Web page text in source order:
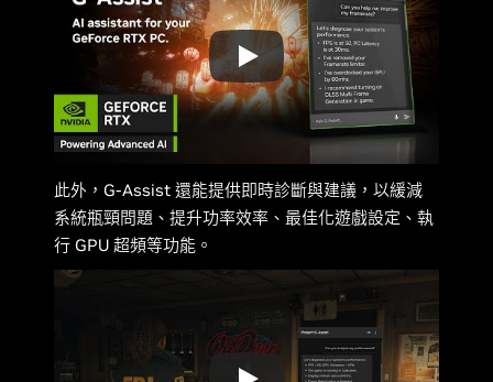
此外，G-Assist 還能提供即時診斷與建議，以緩減
系統瓶頸問題、提升功率效率、最佳化遊戲設定、執
行 GPU 超頻等功能。